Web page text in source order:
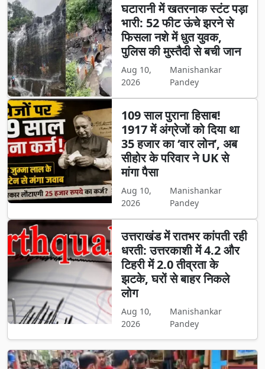
घटारानी में खतरनाक स्टंट पड़ा
भारी: 52 फीट ऊंचे झरने से
फिसला नशे में धुत युवक,
पुलिस की मुस्तैदी से बची जान
Aug 10,
2026
Manishankar
Pandey
109 साल पुराना हिसाब!
1917 में अंग्रेजों को दिया था
35 हजार का ‘वार लोन’, अब
सीहोर के परिवार ने UK से
मांगा पैसा
Aug 10,
2026
Manishankar
Pandey
उत्तराखंड में रातभर कांपती रही
धरती: उत्तरकाशी में 4.2 और
टिहरी में 2.0 तीव्रता के
झटके, घरों से बाहर निकले
लोग
Aug 10,
2026
Manishankar
Pandey